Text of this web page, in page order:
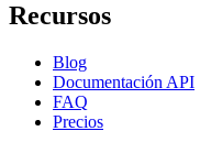
Recursos
Blog
Documentación API
FAQ
Precios